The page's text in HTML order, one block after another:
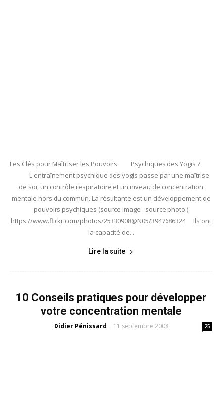
Les Clés pour Maîtriser les Pouvoirs Psychiques des Yogis ?
L'entraînement psychique des yogis passe par une maîtrise
de soi, un contrôle respiratoire et un niveau de concentration
mentale hors du commun. La résultante est un développement de
pouvoirs psychiques (source image source photo )
https://www.flickr.com/photos/25330908@N05/3947686324 Ils ont
la capacité de...
Lire la suite
10 Conseils pratiques pour développer
votre concentration mentale
Didier Pénissard - 11 septembre 2008 25